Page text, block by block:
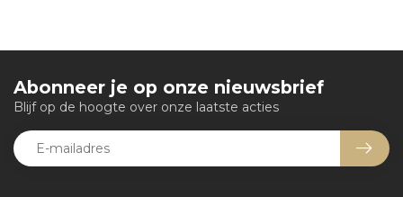
Abonneer je op onze nieuwsbrief
Blijf op de hoogte over onze laatste acties